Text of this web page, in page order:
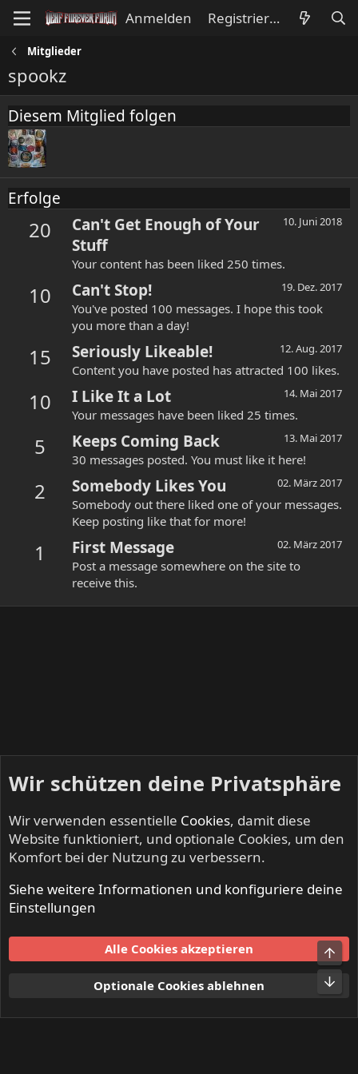
Anmelden Registrieren
Mitglieder
spookz
Diesem Mitglied folgen
Erfolge
20 10. Juni 2018
Can't Get Enough of Your
Stuff
Your content has been liked 250 times.
10 19. Dez. 2017
Can't Stop!
You've posted 100 messages. I hope this took
you more than a day!
15 12. Aug. 2017
Seriously Likeable!
Content you have posted has attracted 100 likes.
10 14. Mai 2017
I Like It a Lot
Your messages have been liked 25 times.
5 13. Mai 2017
Keeps Coming Back
30 messages posted. You must like it here!
2 02. März 2017
Somebody Likes You
Somebody out there liked one of your messages.
Keep posting like that for more!
1 02. März 2017
First Message
Post a message somewhere on the site to
receive this.
Mitglieder
Nutzungsbedingungen
Datenschutz
S
Wir schützen deine Privatsphäre
Wir verwenden essentielle Cookies, damit diese
Website funktioniert, und optionale Cookies, um den
Komfort bei der Nutzung zu verbessern.
Siehe weitere Informationen und konfiguriere deine
Einstellungen
Alle Cookies akzeptieren
Optionale Cookies ablehnen